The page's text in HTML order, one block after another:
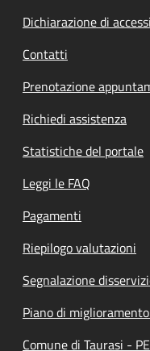
Dichiarazione di
Contatti
Prenotazione
Richiedi assistenza
Statistiche del portale
Leggi le FAQ
Pagamenti
Riepilogo valutazioni
Segnalazione
Piano di
Comune di Taurasi -